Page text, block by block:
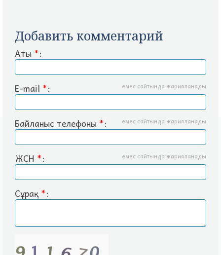
Добавить комментарий
Аты *:
E-mail *: емес сайтында жарияланады
Байланыс телефоны *: емес сайтында жарияланады
ЖСН *: емес сайтында жарияланады
Сұрақ *: